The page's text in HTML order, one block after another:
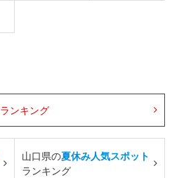
ランキング
山口県の夏休み人気スポット
ランキング